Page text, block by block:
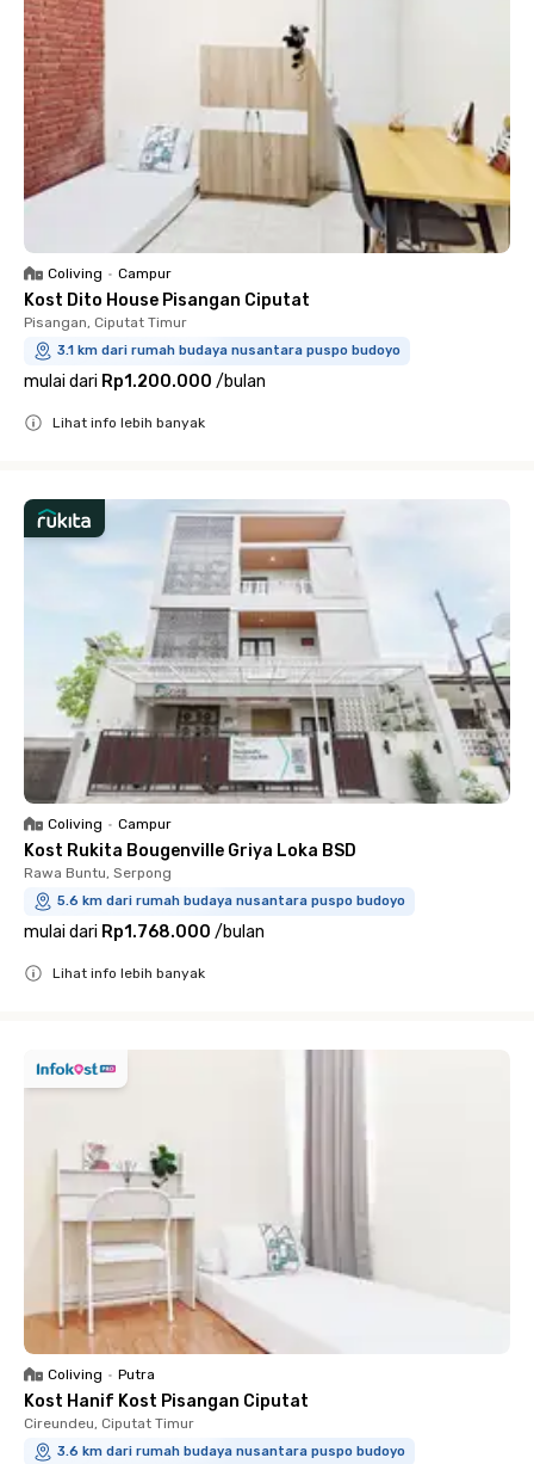
Coliving • Campur
Kost Dito House Pisangan Ciputat
Pisangan, Ciputat Timur
3.1 km dari rumah budaya nusantara puspo budoyo
mulai dari Rp1.200.000 /bulan
Lihat info lebih banyak
Coliving • Campur
Kost Rukita Bougenville Griya Loka BSD
Rawa Buntu, Serpong
5.6 km dari rumah budaya nusantara puspo budoyo
mulai dari Rp1.768.000 /bulan
Lihat info lebih banyak
Coliving • Putra
Kost Hanif Kost Pisangan Ciputat
Cireundeu, Ciputat Timur
3.6 km dari rumah budaya nusantara puspo budoyo